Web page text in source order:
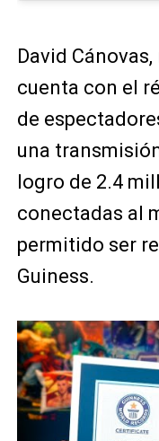
David
cuenta con el
de
una
logro de 2.4
conectadas al
permitido ser
Guiness.